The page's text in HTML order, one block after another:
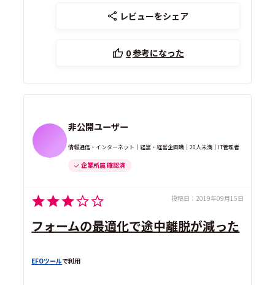
レビューをシェア
0参考になった
非公開ユーザー
情報通信・インターネット｜経営・経営企画職｜20人未満｜IT管理者
企業所属 確認済
投稿日： 2019年09月15日
フォームの最適化で途中離脱が減った
EFOツールで利用